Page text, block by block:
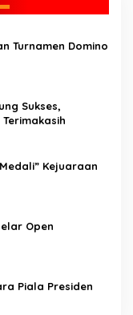
Turnamen Domino
Sukses,
Kejuaraan
Open
Piala Presiden